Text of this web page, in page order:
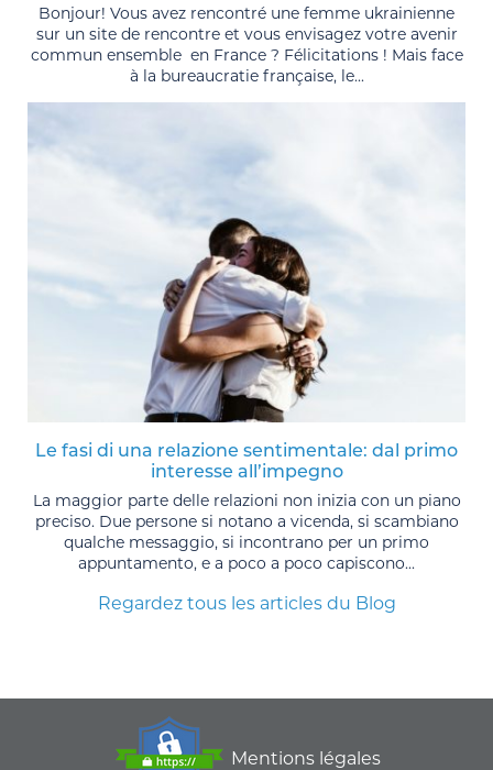
Bonjour! Vous avez rencontré une femme ukrainienne
sur un site de rencontre et vous envisagez votre avenir
commun ensemble en France ? Félicitations ! Mais face
à la bureaucratie française, le...
Le fasi di una relazione sentimentale: dal primo
interesse all’impegno
La maggior parte delle relazioni non inizia con un piano
preciso. Due persone si notano a vicenda, si scambiano
qualche messaggio, si incontrano per un primo
appuntamento, e a poco a poco capiscono...
Regardez tous les articles du Blog
Mentions légales